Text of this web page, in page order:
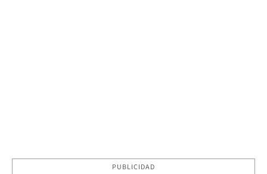
PUBLICIDAD